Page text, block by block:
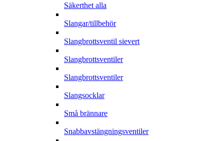
Säkerthet alla
Slangar/tillbehör
Slangbrottsventil sievert
Slangbrottsventiler
Slangbrottsventiler
Slangsocklar
Små brännare
Snabbavstängningsventiler